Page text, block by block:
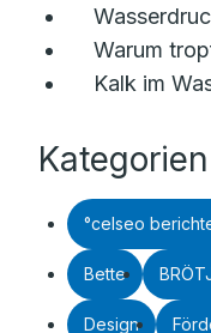
Warum
Kalk im
Kategorien
°celseo
Bette
Design